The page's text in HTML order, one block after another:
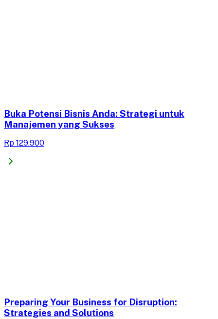
Buka Potensi Bisnis Anda: Strategi untuk
Manajemen yang Sukses
Rp 129.900
Preparing Your Business for Disruption:
Strategies and Solutions